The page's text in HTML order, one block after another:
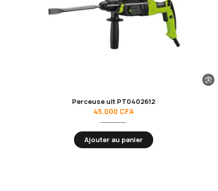
Perceuse ult PT0402612
45.000 CFA
Ajouter au panier